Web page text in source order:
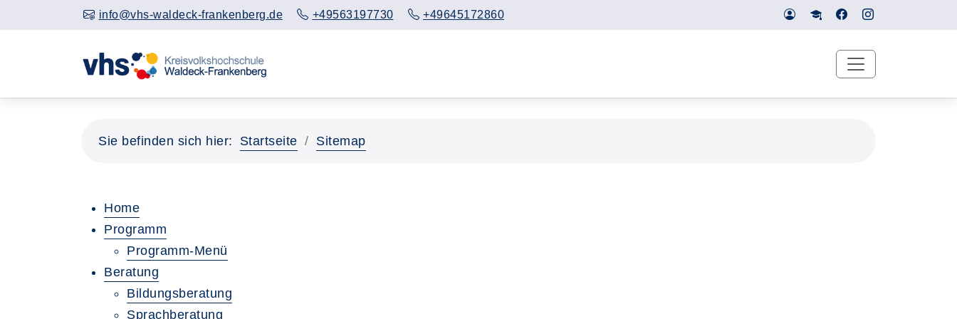
info@vhs-waldeck-frankenberg.de +49563197730 +49645172860
Sie befinden sich hier: Startseite Sitemap
Home
Programm
Programm-Menü
Beratung
Bildungsberatung
Sprachberatung